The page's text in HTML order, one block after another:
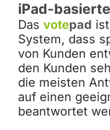
iPad-
Das votepad
System, dass
von Kunden
den Kunden
die meisten
auf einen
beantwortet